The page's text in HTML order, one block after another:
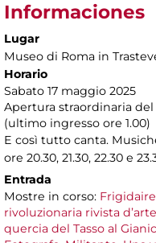
Informaciones
Lugar
Museo di Roma in
Horario
Sabato 17 maggio 2025
Apertura straordinaria del
(ultimo ingresso ore 1.00)
E così tutto canta.
ore 20.30, 21.30, 22.30 e
Entrada
Mostre in corso:
rivoluzionaria rivista
quercia del Tasso al